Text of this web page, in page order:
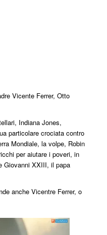
Vicente Ferrer, Otto
Indiana Jones,
particolare crociata contro
Mondiale, la volpe, Robin
per aiutare i poveri, in
Giovanni XXIII, il papa
anche Vicentre Ferrer, o